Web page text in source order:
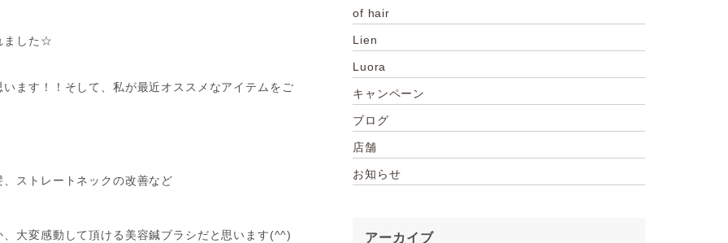
ました☆
ます！！そして、私が最近オススメなアイテムをご
ストレートネックの改善など
大変感動して頂ける美容鍼ブラシだと思います(^^)
of hair
Lien
Luora
キャンペーン
ブログ
店舗
お知らせ
アーカイブ